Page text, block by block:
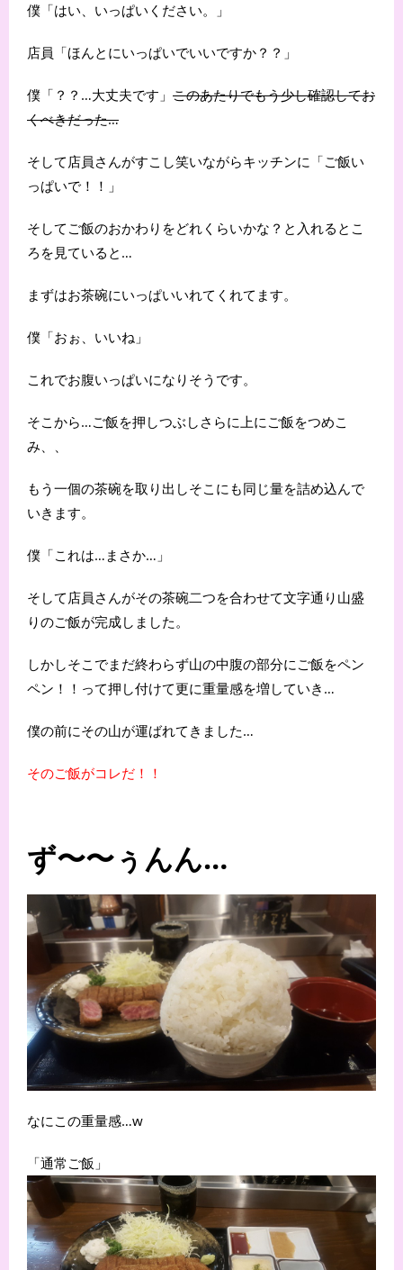
僕「はい、いっぱいください。」
店員「ほんとにいっぱいでいいですか？？」
僕「？？…大丈夫です」 このあたりでもう少し確認してお
くべきだった…
そして店員さんがすこし笑いながらキッチンに「ご飯い
っぱいで！！」
そしてご飯のおかわりをどれくらいかな？と入れるとこ
ろを見ていると…
まずはお茶碗にいっぱいいれてくれてます。
僕「おぉ、いいね」
これでお腹いっぱいになりそうです。
そこから…ご飯を押しつぶしさらに上にご飯をつめこ
み、、
もう一個の茶碗を取り出しそこにも同じ量を詰め込んで
いきます。
僕「これは…まさか…」
そして店員さんがその茶碗二つを合わせて文字通り山盛
りのご飯が完成しました。
しかしそこでまだ終わらず山の中腹の部分にご飯をペン
ペン！！って押し付けて更に重量感を増していき…
僕の前にその山が運ばれてきました…
そのご飯がコレだ！！
ず〜〜ぅんん…
なにこの重量感…w
「通常ご飯」